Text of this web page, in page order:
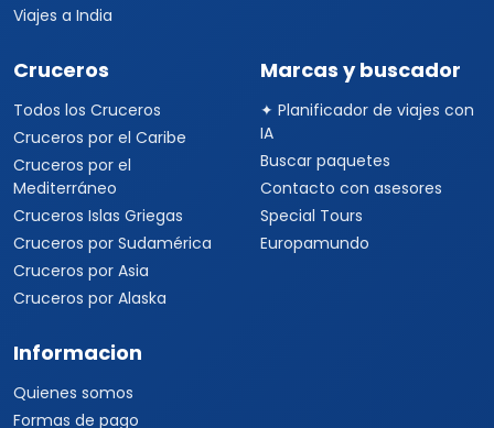
Viajes a India
Cruceros
Todos los Cruceros
Cruceros por el Caribe
Cruceros por el
Mediterráneo
Cruceros Islas Griegas
Cruceros por Sudamérica
Cruceros por Asia
Cruceros por Alaska
Marcas y buscador
✦ Planificador de viajes con
IA
Buscar paquetes
Contacto con asesores
Special Tours
Europamundo
Informacion
Quienes somos
Formas de pago